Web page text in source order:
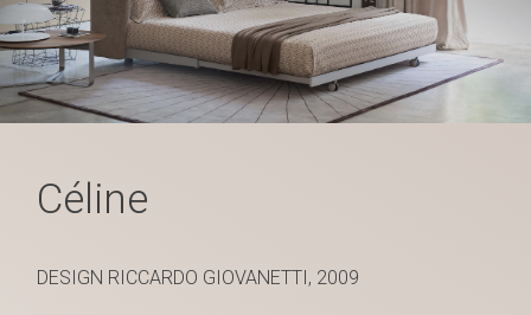
Céline
DESIGN RICCARDO GIOVANETTI, 2009